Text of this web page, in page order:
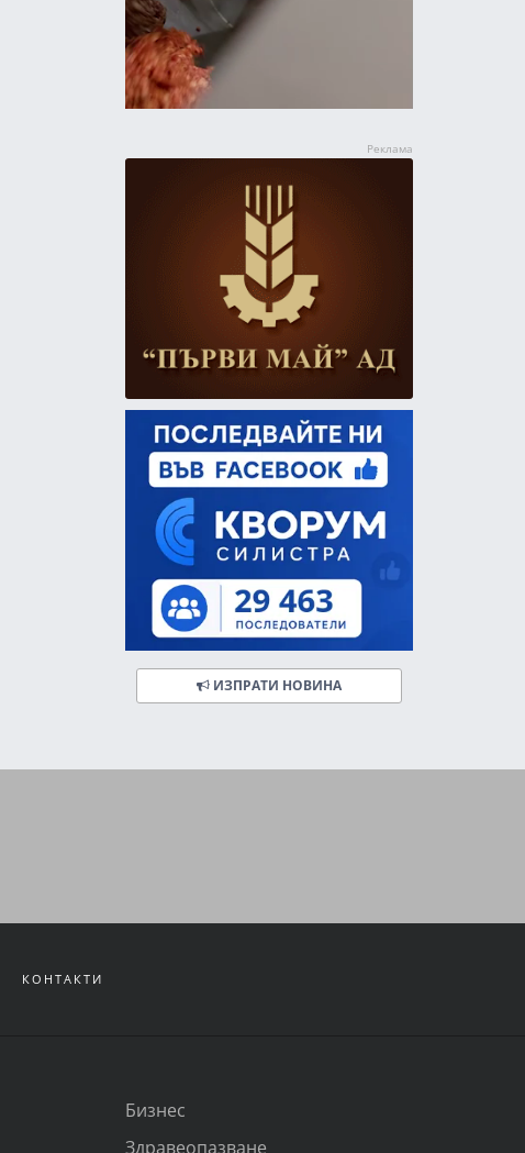
ИЗПРАТИ НОВИНА
КОНТАКТИ
Бизнес
Здравеопазване